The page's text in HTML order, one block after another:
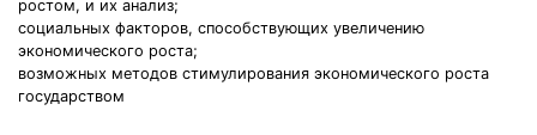
ростом, и их анализ;
социальных факторов, способствующих увеличению
экономического роста;
возможных методов стимулирования экономического роста
государством